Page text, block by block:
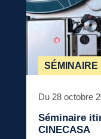
SÉMINAIRE
Du 28 octobre
Séminaire
CINECASA